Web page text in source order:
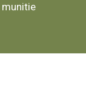
munitie